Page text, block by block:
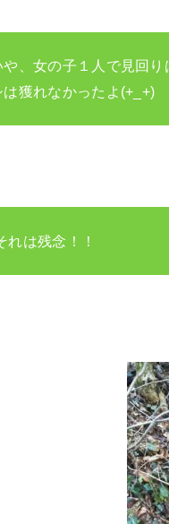
や、女の子１人で見回
は獲れなかったよ(+_+)
れは残念！！